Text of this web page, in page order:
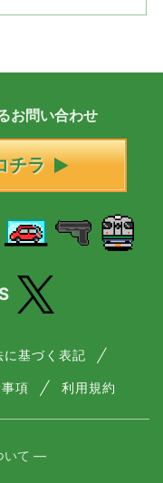
お問い合わせ
チラ
基づく表記
項 利用規約
いて ―